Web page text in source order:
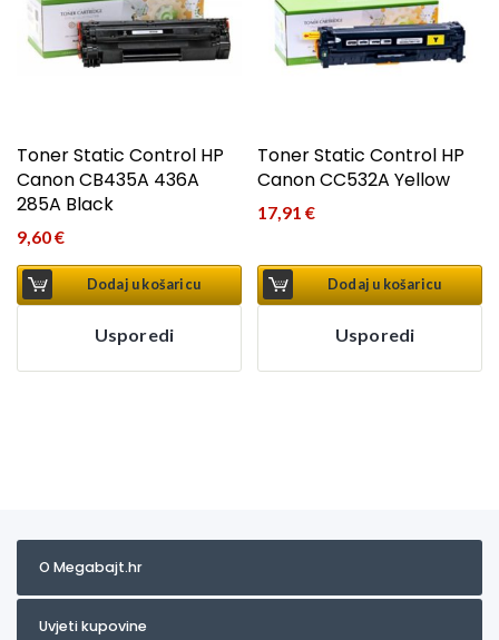
Toner Static Control HP
Canon CB435A 436A
285A Black
9,60€
Dodaj u košaricu
Usporedi
Toner Static Control HP
Canon CC532A Yellow
17,91€
Dodaj u košaricu
Usporedi
O Megabajt.hr
Uvjeti kupovine